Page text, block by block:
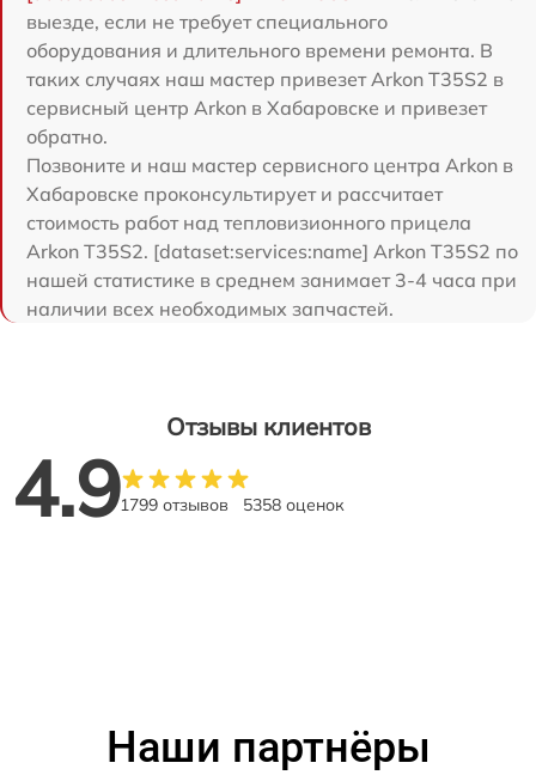
выезде, если не требует специального
оборудования и длительного времени ремонта. В
таких случаях наш мастер привезет Arkon T35S2 в
сервисный центр Arkon в Хабаровске и привезет
обратно.
Позвоните и наш мастер сервисного центра Arkon в
Хабаровске проконсультирует и рассчитает
стоимость работ над тепловизионного прицела
Arkon T35S2. [dataset:services:name] Arkon T35S2 по
нашей статистике в среднем занимает 3-4 часа при
наличии всех необходимых запчастей.
Отзывы клиентов
4.91799 отзывов 5358 оценок
Наши партнёры